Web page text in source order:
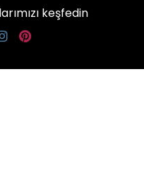
keşfedin